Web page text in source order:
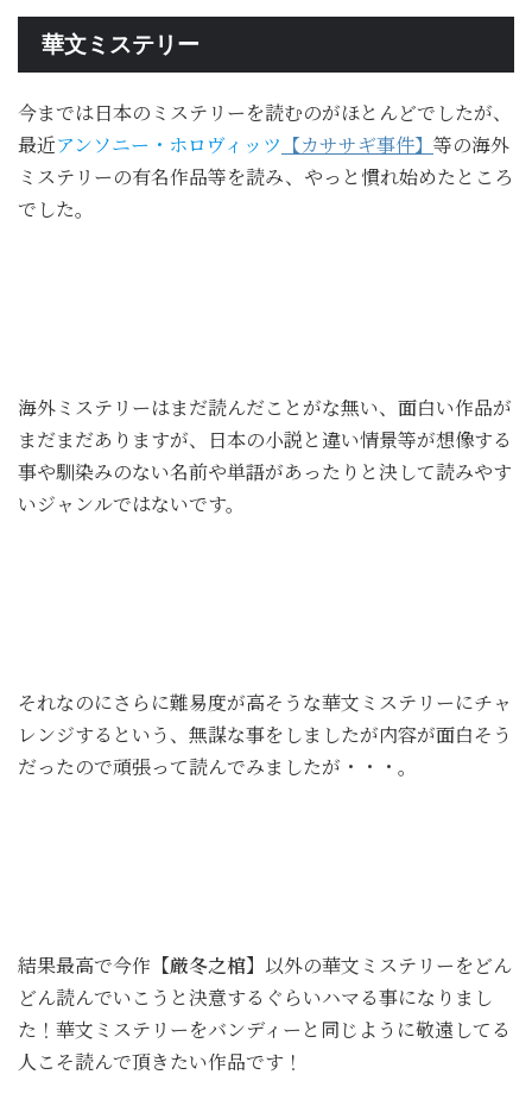
華文ミステリー
今までは日本のミステリーを読むのがほとんどでしたが、
最近アンソニー・ホロヴィッツ 【カササギ事件】 等の海外
ミステリーの有名作品等を読み、やっと慣れ始めたところ
でした。
海外ミステリーはまだ読んだことがな無い、面白い作品が
まだまだありますが、日本の小説と違い情景等が想像する
事や馴染みのない名前や単語があったりと決して読みやす
いジャンルではないです。
それなのにさらに難易度が高そうな華文ミステリーにチャ
レンジするという、無謀な事をしましたが内容が面白そう
だったので頑張って読んでみましたが・・・。
結果最高で今作 【厳冬之棺】 以外の華文ミステリーをどん
どん読んでいこうと決意するぐらいハマる事になりまし
た！華文ミステリーをバンディーと同じように敬遠してる
人こそ読んで頂きたい作品です！